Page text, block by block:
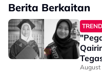
Berita Berkaitan
JSJ
August